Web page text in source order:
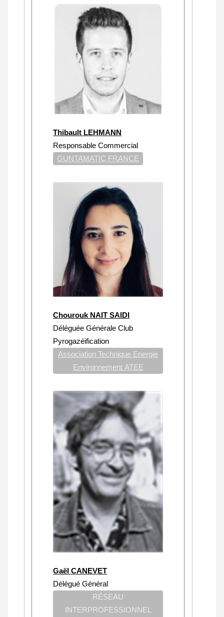
Thibault LEHMANN
Responsable Commercial
GUNTAMATIC FRANCE
Chourouk NAIT SAIDI
Déléguée Générale Club
Pyrogazéification
Association Technique Energie
Environnement ATEE
Gaël CANEVET
Délégué Général
RÉSEAU
INTERPROFESSIONNEL